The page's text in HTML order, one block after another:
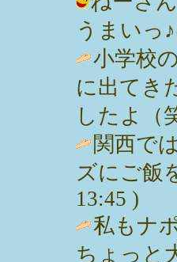
うまいっ
小学校
に出てき
したよ（
関西で
ズにご飯
13:45 )
私もナ
ちょっと